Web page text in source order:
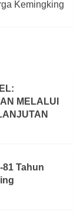
Kemingking
MELALUI
81 Tahun